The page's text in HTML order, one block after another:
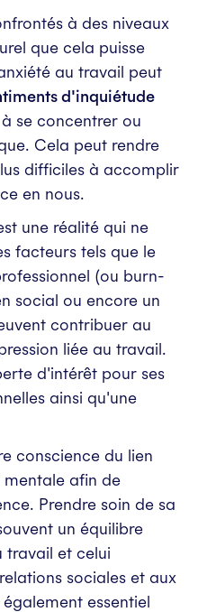
à des niveaux
que cela puisse
au travail peut
d'inquiétude
se concentrer ou
Cela peut rendre
difficiles à accomplir
en nous.
une réalité qui ne
facteurs tels que le
(ou burn-
social ou encore un
contribuer au
liée au travail.
d'intérêt pour ses
ainsi qu'une
conscience du lien
afin de
Prendre soin de sa
un équilibre
travail et celui
sociales et aux
essentiel